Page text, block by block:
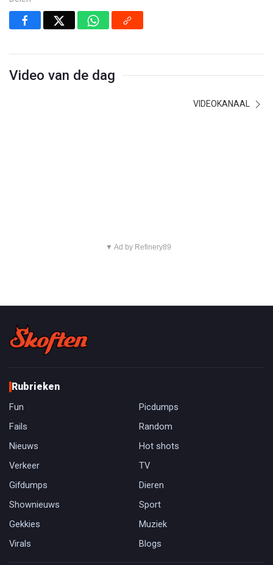
Video van de dag
VIDEOKANAAL
▼ Ad by Refinery89
Rubrieken
Fun
Picdumps
Fails
Random
Nieuws
Hot shots
Verkeer
TV
Gifdumps
Dieren
Shownieuws
Sport
Gekkies
Muziek
Virals
Blogs